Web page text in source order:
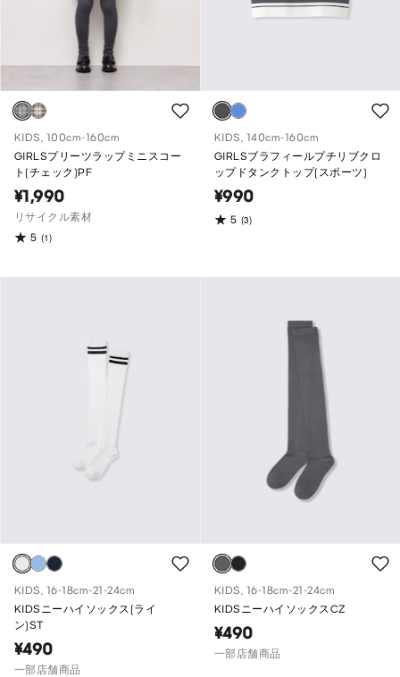
KIDS, 100cm-160cm
GIRLSプリーツラップミニスコー
ト(チェック)PF
¥1,990
リサイクル素材
5 (1)
KIDS, 140cm-160cm
GIRLSブラフィールプチリブクロ
ップドタンクトップ(スポーツ)
¥990
5 (3)
KIDS, 16-18cm-21-24cm
KIDSニーハイソックス(ライ
ン)ST
¥490
一部店舗商品
KIDS, 16-18cm-21-24cm
KIDSニーハイソックスCZ
¥490
一部店舗商品